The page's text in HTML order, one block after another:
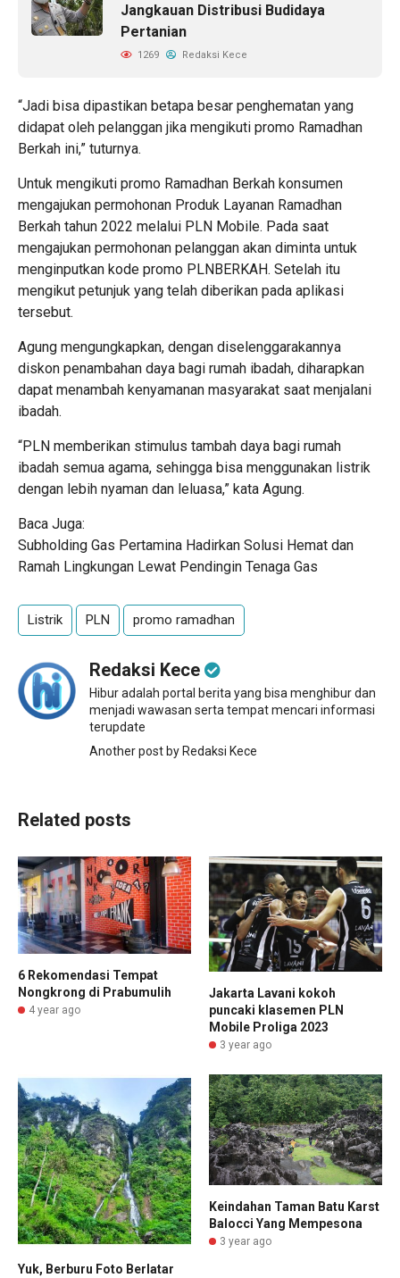
Jangkauan Distribusi Budidaya
Pertanian
1269 Redaksi Kece
“Jadi bisa dipastikan betapa besar penghematan yang
didapat oleh pelanggan jika mengikuti promo Ramadhan
Berkah ini,” tuturnya.
Untuk mengikuti promo Ramadhan Berkah konsumen
mengajukan permohonan Produk Layanan Ramadhan
Berkah tahun 2022 melalui PLN Mobile. Pada saat
mengajukan permohonan pelanggan akan diminta untuk
menginputkan kode promo PLNBERKAH. Setelah itu
mengikut petunjuk yang telah diberikan pada aplikasi
tersebut.
Agung mengungkapkan, dengan diselenggarakannya
diskon penambahan daya bagi rumah ibadah, diharapkan
dapat menambah kenyamanan masyarakat saat menjalani
ibadah.
“PLN memberikan stimulus tambah daya bagi rumah
ibadah semua agama, sehingga bisa menggunakan listrik
dengan lebih nyaman dan leluasa,” kata Agung.
Baca Juga:
Subholding Gas Pertamina Hadirkan Solusi Hemat dan
Ramah Lingkungan Lewat Pendingin Tenaga Gas
Listrik PLN promo ramadhan
Redaksi Kece
Hibur adalah portal berita yang bisa menghibur dan
menjadi wawasan serta tempat mencari informasi
terupdate
Another post by Redaksi Kece
Related posts
6 Rekomendasi Tempat
Nongkrong di Prabumulih
4 year ago
Jakarta Lavani kokoh
puncaki klasemen PLN
Mobile Proliga 2023
3 year ago
Yuk, Berburu Foto Berlatar
Keindahan Taman Batu Karst
Balocci Yang Mempesona
3 year ago